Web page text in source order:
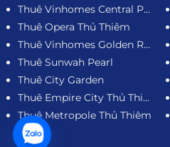
Thuê Vinhomes Central Park
Thuê Opera Thủ Thiêm
Thuê Vinhomes Golden River
Thuê Sunwah Pearl
Thuê City Garden
Thuê Empire City Thủ Thiêm
Thuê Metropole Thủ Thiêm